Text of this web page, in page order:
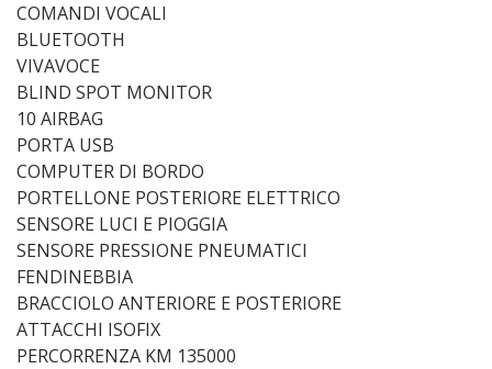
COMANDI VOCALI
BLUETOOTH
VIVAVOCE
BLIND SPOT MONITOR
10 AIRBAG
PORTA USB
COMPUTER DI BORDO
PORTELLONE POSTERIORE ELETTRICO
SENSORE LUCI E PIOGGIA
SENSORE PRESSIONE PNEUMATICI
FENDINEBBIA
BRACCIOLO ANTERIORE E POSTERIORE
ATTACCHI ISOFIX
PERCORRENZA KM 135000